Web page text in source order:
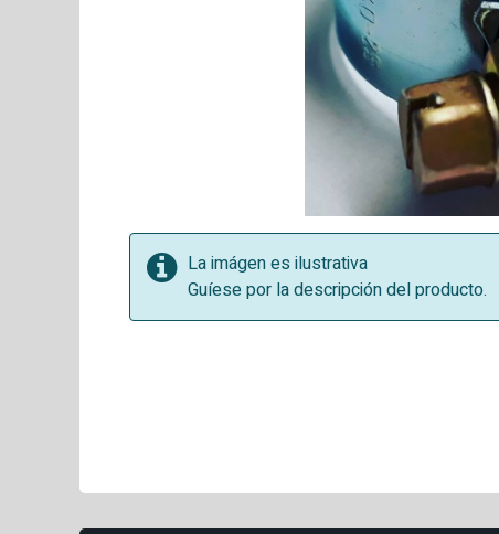
La imágen es ilustrativa
Guíese por la descripción del producto.